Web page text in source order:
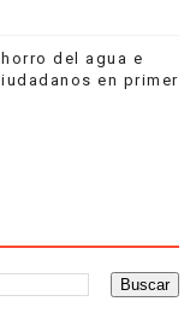
del agua e
en primer